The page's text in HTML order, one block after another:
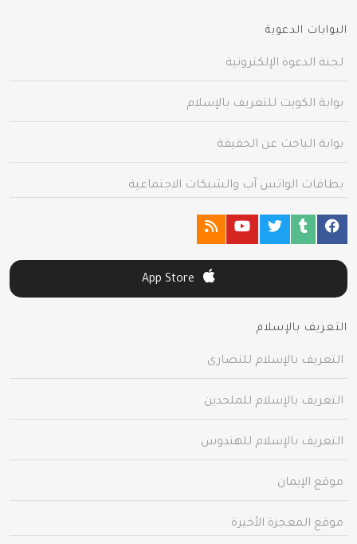
البوابات الدعوية
لجنة الدعوة الإلكترونية
بوابة الكويت للتعريف بالإسلام
بوابة الباحث عن الحقيقة
بطاقات الواتس آب والشبكات الاجتماعية
التعريف بالإسلام
التعريف بالإسلام للنصارى
التعريف بالإسلام للملحدين
التعريف بالإسلام للهندوس
موقع الإيمان
موقع المعجزة الأخيرة